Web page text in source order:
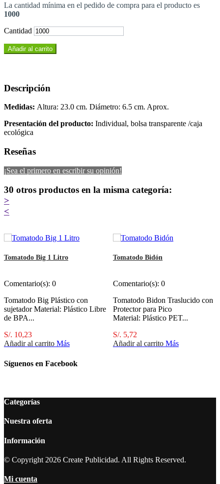
La cantidad mínima en el pedido de compra para el producto es
1000
Cantidad
Añadir al carrito
Descripción
Medidas: Altura: 23.0 cm. Diámetro: 6.5 cm. Aprox.
Presentación del producto: Individual, bolsa transparente /caja
ecológica
Reseñas
¡Sea el primero en escribir su opinión!
30 otros productos en la misma categoría:
>
<
Tomatodo Big 1 Litro
Comentario(s): 0
Tomatodo Big Plástico con
sujetador Material: Plástico Libre
de BPA...
S/. 10,23
Añadir al carrito Más
Tomatodo Bidón
Comentario(s): 0
Tomatodo Bidon Traslucido con
Protector para Pico
Material: Plástico PET...
S/. 5,72
Añadir al carrito Más
Síguenos en Facebook
Categorías
Nuestra oferta
Información
© Copyright 2026 Create Publicidad. All Rights Reserved.
Mi cuenta